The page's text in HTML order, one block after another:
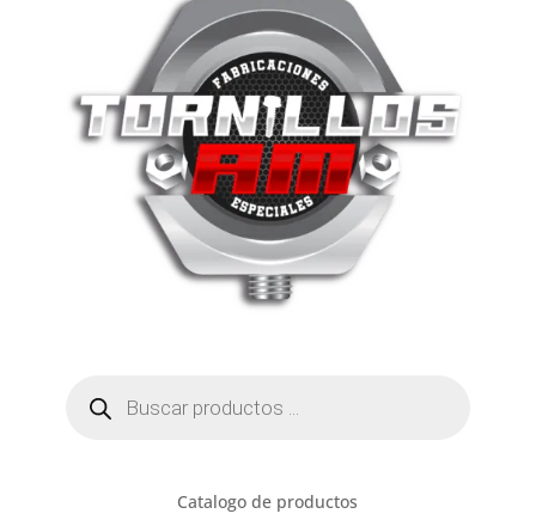
productos
Catalogo de productos